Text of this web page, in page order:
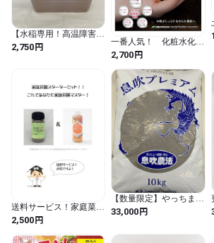
グレードLD』に、 ゼオライトを始め、ミネ
し、 使いやすいように増量してあります。
畑やプランターの株元にふりかけるだけの
水はけ、水持ちの良い土作りを促し、植物の
『根張り』を抜群に促進します。
その結果、健全な成長をし、いつもより多
いつもより美味しい作物を味わうことが出来
使用方法はとっても簡単！
【水稲専用！高温障害対
策に！】息吹農法レドッ
クスウォーター
2,750円
一番人気！ 化粧水化粧
水「息吹の雫」 定期購
入45日ごと12回コース
2,700円
送料サービス！家庭菜園
スターターセット！ミネ
ふり子＆植物活性剤息吹
の雫（Q200)
2,500円
【数量限定】やっちまっ
たアウトレット品！！新
息吹プレミアム 10ｋｇ
33,000円